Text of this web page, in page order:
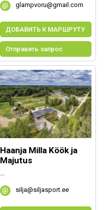
glampvoru@gmail.com
ДОБАВИТЬ К МАРШРУТУ
Отправить запрос
Haanja Milla Köök ja
Majutus
...
silja@siljasport.ee